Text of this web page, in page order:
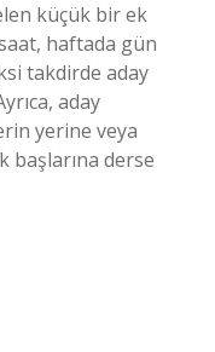
küçük bir ek
haftada gün
takdirde aday
aday
yerine veya
başlarına derse